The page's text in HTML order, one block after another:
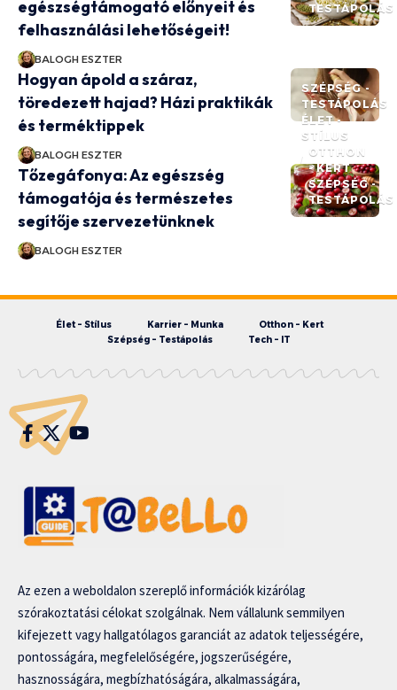
TESTÁPOLÁS
egészségtámogató előnyeit és
felhasználási lehetőségeit!
BALOGH ESZTER
SZÉPSÉG -
TESTÁPOLÁS
Hogyan ápold a száraz,
töredezett hajad? Házi praktikák
és terméktippek
BALOGH ESZTER
ÉLET -
STÍLUS
OTTHON
- KERT
SZÉPSÉG -
TESTÁPOLÁS
Tőzegáfonya: Az egészség
támogatója és természetes
segítője szervezetünknek
BALOGH ESZTER
Élet – Stílus Karrier – Munka
Otthon – Kert
Szépség – Testápolás
Tech – IT
Az ezen a weboldalon szereplő információk kizárólag
szórakoztatási célokat szolgálnak. Nem vállalunk semmilyen
kifejezett vagy hallgatólagos garanciát az adatok teljességére,
pontosságára, megfelelőségére, jogszerűségére,
hasznosságára, megbízhatóságára, alkalmasságára,